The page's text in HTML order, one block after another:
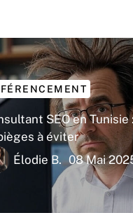
SEO en
à éviter
Élodie B. 08 Mai